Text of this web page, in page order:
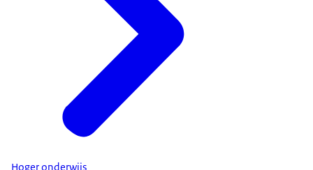
Hoger onderwijs